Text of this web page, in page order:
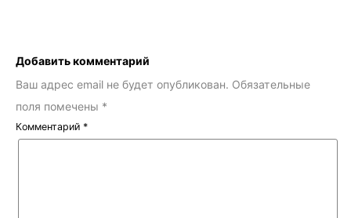
Добавить комментарий
Ваш адрес email не будет опубликован. Обязательные
поля помечены *
Комментарий *